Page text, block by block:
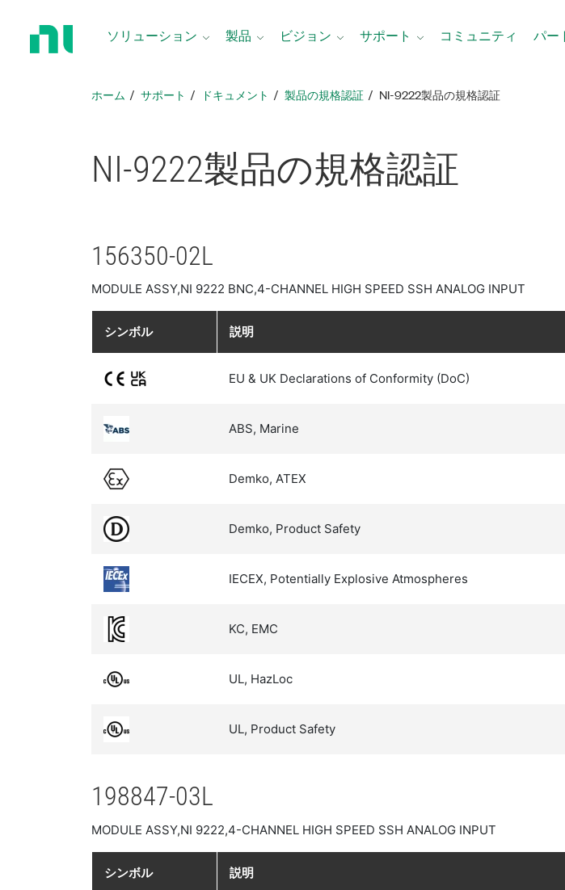
ソリューション 製品 ビジョン サポート コミュニティ パー
ホーム サポート ドキュメント 製品​の​規格​認証 NI-9222製品​の​規格​認証
NI-9222製品​の​規格​認証
156350-02L
MODULE ASSY,NI 9222 BNC,4-CHANNEL HIGH SPEED SSH ANALOG INPUT
シンボル 説明
EU & UK Declarations of Conformity (DoC)
ABS, Marine
Demko, ATEX
Demko, Product Safety
IECEX, Potentially Explosive Atmospheres
KC, EMC
UL, HazLoc
UL, Product Safety
198847-03L
MODULE ASSY,NI 9222,4-CHANNEL HIGH SPEED SSH ANALOG INPUT
シンボル 説明